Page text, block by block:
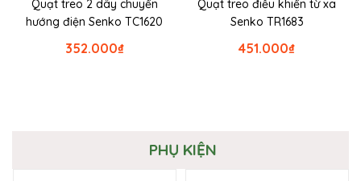
Quạt treo 2 dây chuyển
hướng điện Senko TC1620
₫
352.000
Quạt treo điều khiển từ xa
Senko TR1683
₫
451.000
PHỤ KIỆN